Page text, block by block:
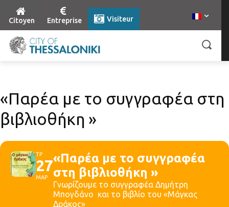
Citoyen Entreprise Visiteur
«Παρέα με το συγγραφέα στη
βιβλιοθήκη »
ΤΡ
27
ΜΑΡ
«Παρέα με το συγγραφέα
στη βιβλιοθήκη »
Γνωρίζουμε το συγγραφέα Δημήτρη
Μπογδάνο και το βιβλίο του «Μάγκας
Δράκος»